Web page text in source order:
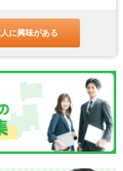
に興味がある